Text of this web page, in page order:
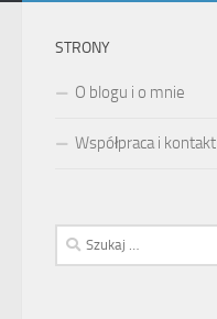
STRONY
O blogu i o mnie
Współpraca i kontakt
Szukaj: